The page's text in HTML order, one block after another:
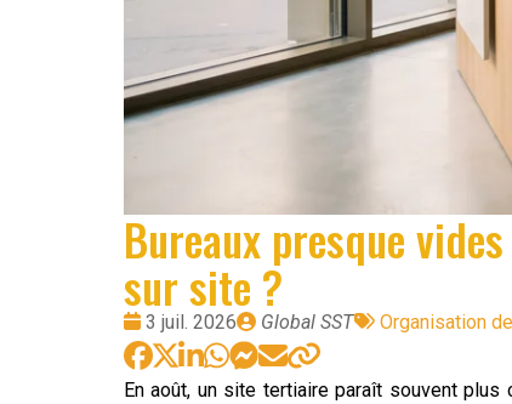
Bureaux presque
sur site ?
Date
:
3 juil. 2026
Publié
par
Global SST
Tags
Organisation
En août, un site tertiaire paraît souvent plus